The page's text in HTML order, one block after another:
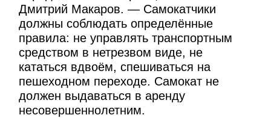
Дмитрий Макаров. — Самокатчики
должны соблюдать определённые
правила: не управлять транспортным
средством в нетрезвом виде, не
кататься вдвоём, спешиваться на
пешеходном переходе. Самокат не
должен выдаваться в аренду
несовершеннолетним.